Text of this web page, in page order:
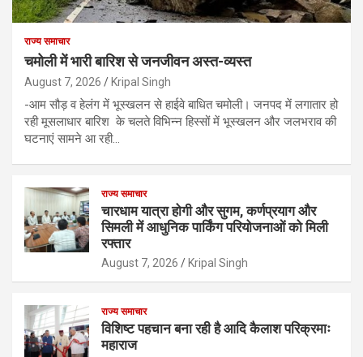
राज्य समाचार
चमोली में भारी बारिश से जनजीवन अस्त-व्यस्त
August 7, 2026 Kripal Singh
-आम सौड़ व हेलंग में भूस्खलन से हाईवे बाधित चमोली। जनपद में लगातार हो
रही मूसलाधार बारिश के चलते विभिन्न हिस्सों में भूस्खलन और जलभराव की
घटनाएं सामने आ रही…
राज्य समाचार
चारधाम यात्रा होगी और सुगम, कर्णप्रयाग और
सिमली में आधुनिक पार्किंग परियोजनाओं को मिली
रफ्तार
August 7, 2026 Kripal Singh
राज्य समाचार
विशिष्ट पहचान बना रही है आदि कैलाश परिक्रमाः
महाराज